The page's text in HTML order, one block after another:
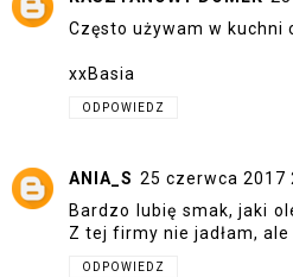
Często używam w kuchni
xxBasia
ODPOWIEDZ
ANIA_S 25 czerwca 2017
Bardzo lubię smak, jaki
Z tej firmy nie jadłam,
ODPOWIEDZ